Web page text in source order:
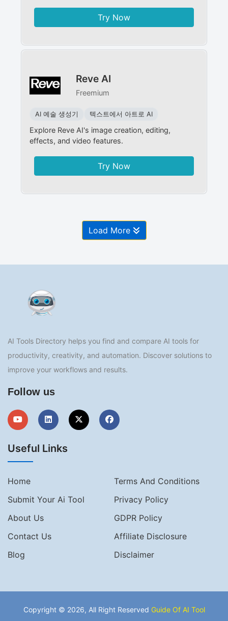
Try Now
Reve AI
Freemium
AI 예술 생성기 텍스트에서 아트로 AI
Explore Reve AI's image creation, editing,
effects, and video features.
Try Now
Load More
AI Tools Directory helps you find and compare AI tools for
productivity, creativity, and automation. Discover solutions to
improve your workflows and results.
Follow us
Useful Links
Home
Terms And Conditions
Submit Your Ai Tool
Privacy Policy
About Us
GDPR Policy
Contact Us
Affiliate Disclosure
Blog
Disclaimer
Copyright © 2026, All Right Reserved Guide Of AI Tool